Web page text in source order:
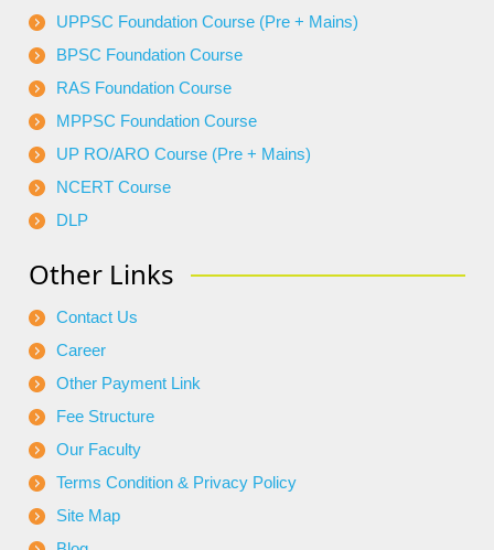
UPPSC Foundation Course (Pre + Mains)
BPSC Foundation Course
RAS Foundation Course
MPPSC Foundation Course
UP RO/ARO Course (Pre + Mains)
NCERT Course
DLP
Other Links
Contact Us
Career
Other Payment Link
Fee Structure
Our Faculty
Terms Condition & Privacy Policy
Site Map